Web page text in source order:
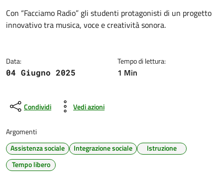
Dettagli della notizia
Con “Facciamo Radio” gli studenti protagonisti di un progetto
innovativo tra musica, voce e creatività sonora.
Data:
04 Giugno 2025
Tempo di lettura:
1 Min
Condividi Vedi azioni
Argomenti
Assistenza sociale
Integrazione sociale
Istruzione
Tempo libero